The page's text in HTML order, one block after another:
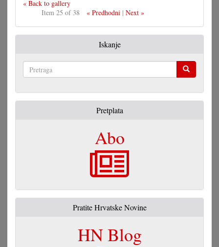
« Back to gallery
Item 25 of 38
« Predhodni| Next »
Iskanje
Pretplata
Abo
Pratite Hrvatske Novine
HN Blog